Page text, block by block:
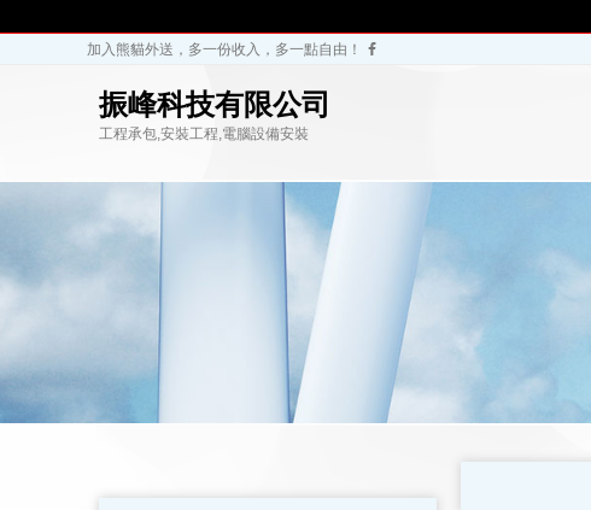
加入熊貓外送，多一份收入，多一點自由！
振峰科技有限公司
工程承包,安裝工程,電腦設備安裝